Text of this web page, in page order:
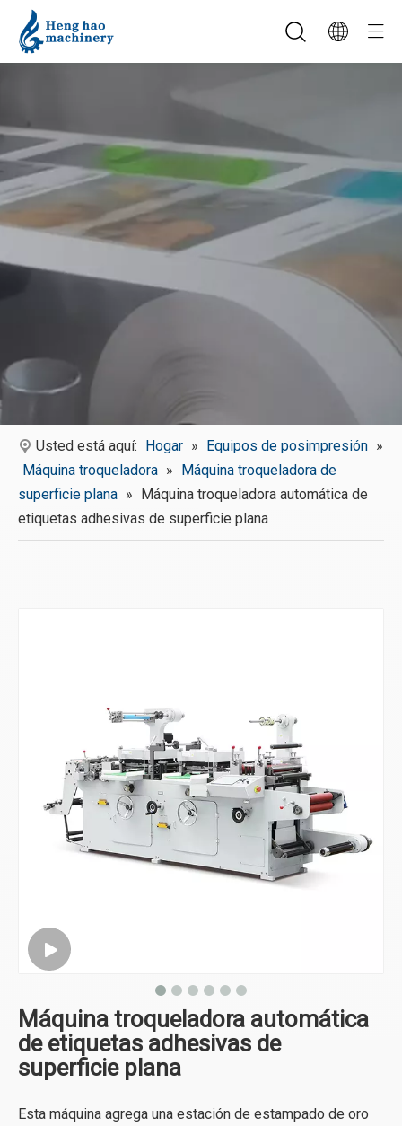
Usted está aquí: Hogar » Equipos de posimpresión »
Máquina troqueladora » Máquina troqueladora de
superficie plana » Máquina troqueladora automática de
etiquetas adhesivas de superficie plana
Máquina troqueladora automática
de etiquetas adhesivas de
superficie plana
Esta máquina agrega una estación de estampado de oro